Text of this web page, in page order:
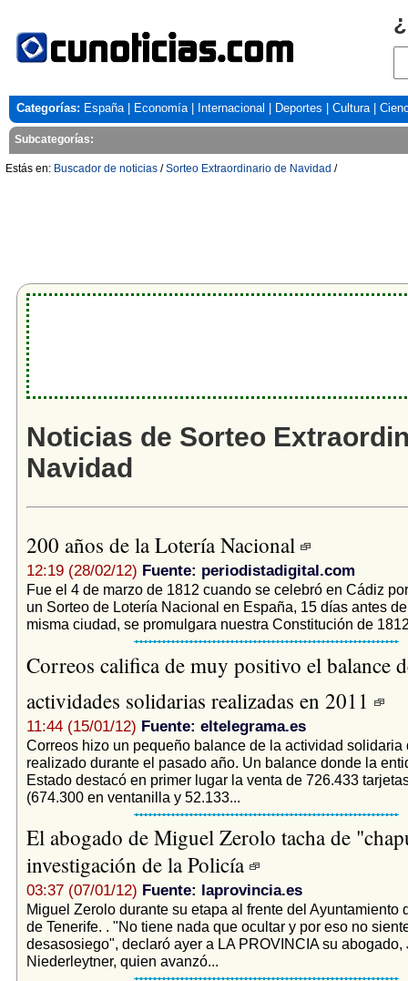
Categorías: España| Economía| Internacional Deportes Cultura|
Subcategorías:
Estás en: Buscador de noticias /Sorteo Extraordinario de Navidad /
Noticias de Sorteo
Navidad
200 años de la Lotería Nacional
12:19 (28/02/12) Fuente: periodistadigital.com
Fue el 4 de marzo de 1812 cuando se celebró en Cádiz
un Sorteo de Lotería Nacional en España, 15 días antes
misma ciudad, se promulgara nuestra Constitución de
Correos califica de muy positivo el balance
actividades solidarias realizadas en 2011
11:44 (15/01/12) Fuente: eltelegrama.es
Correos hizo un pequeño balance de la actividad solidaria
realizado durante el pasado año. Un balance donde la
Estado destacó en primer lugar la venta de 726.433
(674.300 en ventanilla y 52.133...
El abogado de Miguel Zerolo tacha de
investigación de la Policía
03:37 (07/01/12) Fuente: laprovincia.es
Miguel Zerolo durante su etapa al frente del Ayuntamiento
de Tenerife. . "No tiene nada que ocultar y por eso no
desasosiego", declaró ayer a LA PROVINCIA su abogado,
Niederleytner, quien avanzó...